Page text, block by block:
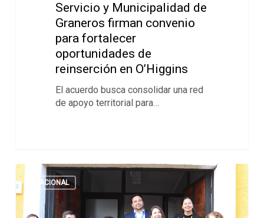
Servicio y Municipalidad de
Graneros firman convenio
para fortalecer
oportunidades de
reinserción en O’Higgins
El acuerdo busca consolidar una red
de apoyo territorial para…
NACIONAL